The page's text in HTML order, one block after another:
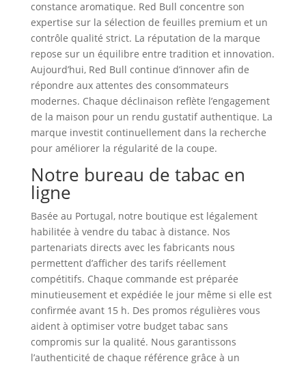
constance aromatique. Red Bull concentre son
expertise sur la sélection de feuilles premium et un
contrôle qualité strict. La réputation de la marque
repose sur un équilibre entre tradition et innovation.
Aujourd’hui, Red Bull continue d’innover afin de
répondre aux attentes des consommateurs
modernes. Chaque déclinaison reflète l’engagement
de la maison pour un rendu gustatif authentique. La
marque investit continuellement dans la recherche
pour améliorer la régularité de la coupe.
Notre bureau de tabac en
ligne
Basée au Portugal, notre boutique est légalement
habilitée à vendre du tabac à distance. Nos
partenariats directs avec les fabricants nous
permettent d’afficher des tarifs réellement
compétitifs. Chaque commande est préparée
minutieusement et expédiée le jour même si elle est
confirmée avant 15 h. Des promos régulières vous
aident à optimiser votre budget tabac sans
compromis sur la qualité. Nous garantissons
l’authenticité de chaque référence grâce à un